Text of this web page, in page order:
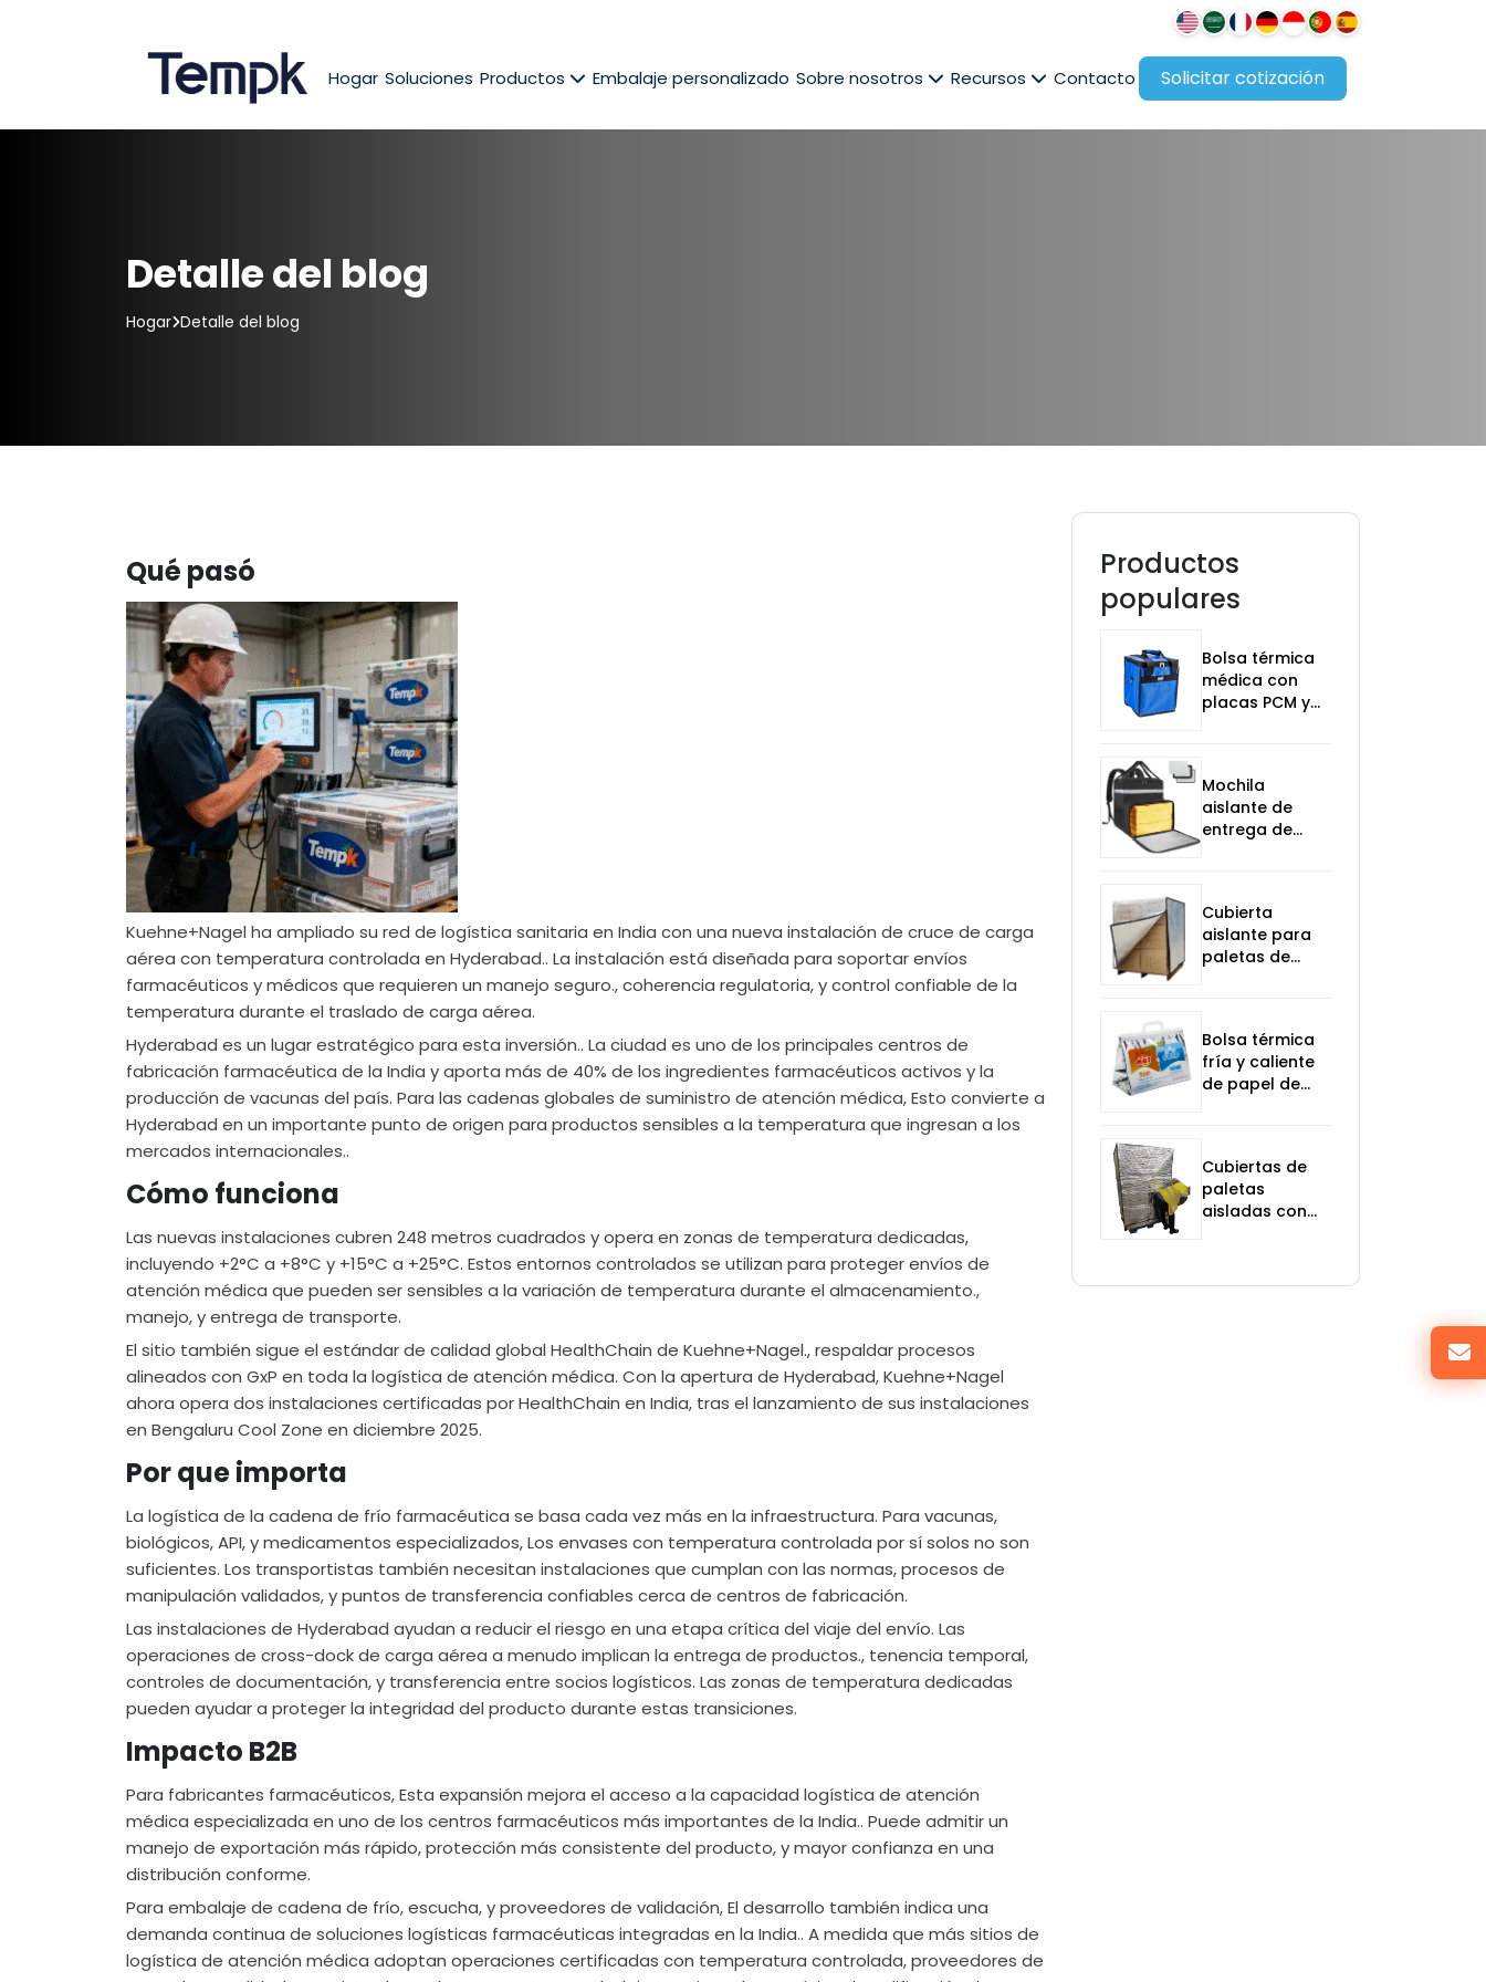
Hogar Soluciones Productos Embalaje personalizado Sobre nosotros Recursos Contacto Solicitar cotización
Detalle del blog
Hogar Detalle del blog
Qué pasó
Kuehne+Nagel ha ampliado su red de logística sanitaria en India con una nueva instalación de cruce de carga
aérea con temperatura controlada en Hyderabad.. La instalación está diseñada para soportar envíos
farmacéuticos y médicos que requieren un manejo seguro., coherencia regulatoria, y control confiable de la
temperatura durante el traslado de carga aérea.
Hyderabad es un lugar estratégico para esta inversión.. La ciudad es uno de los principales centros de
fabricación farmacéutica de la India y aporta más de 40% de los ingredientes farmacéuticos activos y la
producción de vacunas del país. Para las cadenas globales de suministro de atención médica, Esto convierte a
Hyderabad en un importante punto de origen para productos sensibles a la temperatura que ingresan a los
mercados internacionales..
Cómo funciona
Las nuevas instalaciones cubren 248 metros cuadrados y opera en zonas de temperatura dedicadas,
incluyendo +2°C a +8°C y +15°C a +25°C. Estos entornos controlados se utilizan para proteger envíos de
atención médica que pueden ser sensibles a la variación de temperatura durante el almacenamiento.,
manejo, y entrega de transporte.
El sitio también sigue el estándar de calidad global HealthChain de Kuehne+Nagel., respaldar procesos
alineados con GxP en toda la logística de atención médica. Con la apertura de Hyderabad, Kuehne+Nagel
ahora opera dos instalaciones certificadas por HealthChain en India, tras el lanzamiento de sus instalaciones
en Bengaluru Cool Zone en diciembre 2025.
Por que importa
La logística de la cadena de frío farmacéutica se basa cada vez más en la infraestructura. Para vacunas,
biológicos, API, y medicamentos especializados, Los envases con temperatura controlada por sí solos no son
suficientes. Los transportistas también necesitan instalaciones que cumplan con las normas, procesos de
manipulación validados, y puntos de transferencia confiables cerca de centros de fabricación.
Las instalaciones de Hyderabad ayudan a reducir el riesgo en una etapa crítica del viaje del envío. Las
operaciones de cross-dock de carga aérea a menudo implican la entrega de productos., tenencia temporal,
controles de documentación, y transferencia entre socios logísticos. Las zonas de temperatura dedicadas
pueden ayudar a proteger la integridad del producto durante estas transiciones.
Impacto B2B
Para fabricantes farmacéuticos, Esta expansión mejora el acceso a la capacidad logística de atención
médica especializada en uno de los centros farmacéuticos más importantes de la India.. Puede admitir un
manejo de exportación más rápido, protección más consistente del producto, y mayor confianza en una
distribución conforme.
Para embalaje de cadena de frío, escucha, y proveedores de validación, El desarrollo también indica una
demanda continua de soluciones logísticas farmacéuticas integradas en la India.. A medida que más sitios de
logística de atención médica adoptan operaciones certificadas con temperatura controlada, proveedores de
Productos
populares
Bolsa térmica
médica con
placas PCM y
Mochila
aislante de
entrega de
Cubierta
aislante para
paletas de
Bolsa térmica
fría y caliente
de papel de
Cubiertas de
paletas
aisladas con